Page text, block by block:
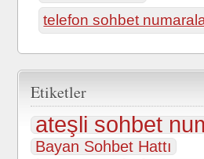
telefon sohbet
Etiketler
ateşli sohbet
Bayan Sohbet Hattı